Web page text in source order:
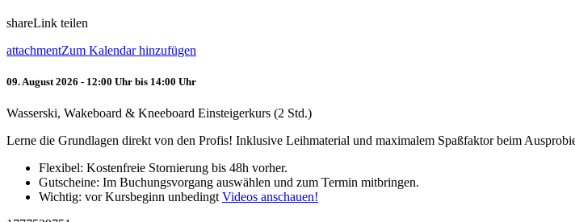
shareLink teilen
attachmentZum Kalendar hinzufügen
09. August 2026 - 12:00 Uhr bis 14:00 Uhr
Wasserski, Wakeboard & Kneeboard Einsteigerkurs (2 Std.)
Lerne die Grundlagen direkt von den Profis! Inklusive Leihmaterial und maximalem Spaßfaktor beim
Flexibel: Kostenfreie Stornierung bis 48h vorher.
Gutscheine: Im Buchungsvorgang auswählen und zum Termin mitbringen.
Wichtig: vor Kursbeginn unbedingt Videos anschauen!